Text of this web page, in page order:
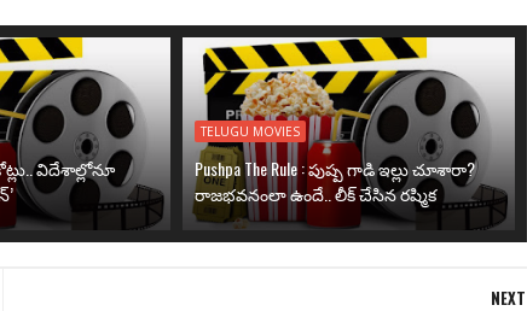
విదేశాల్లోనూ
TELUGU MOVIES
Pushpa The Rule : పుష్ప గాడి ఇల్లు చూశారా?
రాజభవనంలా ఉందే.. లీక్ చేసిన రష్మిక
NEXT